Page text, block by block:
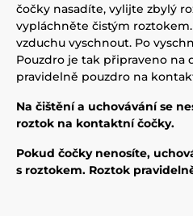
čočky nasadíte, vylijte zbylý
vypláchněte čistým
vzduchu vyschnout. Po
Pouzdro je tak připraveno na
pravidelně pouzdro na
Na čištění a uchovávání se
roztok na kontaktní čočky.
Pokud čočky nenosíte,
s roztokem. Roztok